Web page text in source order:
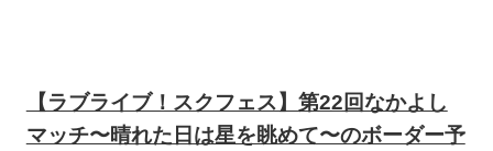
【ラブライブ！スクフェス】第22回なかよし
マッチ〜晴れた日は星を眺めて〜のボーダー予